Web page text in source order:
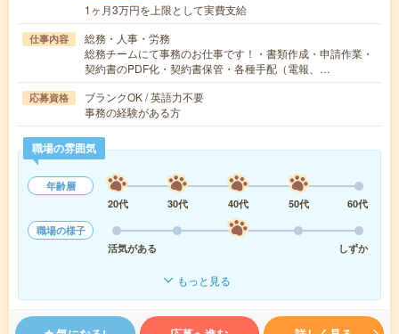
1ヶ月3万円を上限として実費支給
仕事内容
総務・人事・労務
総務チームにて事務のお仕事です！・書類作成・申請作業・
契約書のPDF化・契約書保管・各種手配（電報、…
応募資格
ブランクOK / 英語力不要
事務の経験がある方
職場の雰囲気
年齢層
20代
30代 40代 50代
60代
職場の様子
活気がある
しずか
もっと見る